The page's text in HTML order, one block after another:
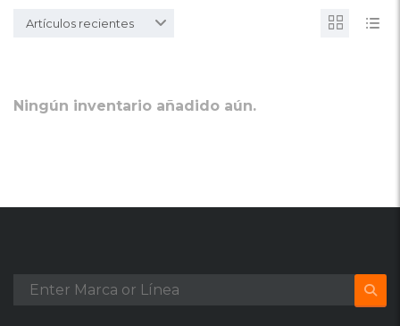
Artículos recientes
Ningún inventario añadido aún.